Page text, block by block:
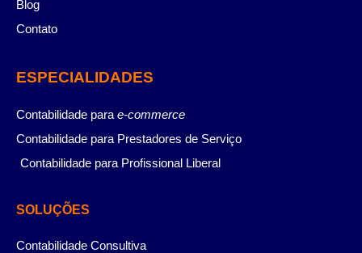
Blog
Contato
ESPECIALIDADES
Contabilidade para e-commerce
Contabilidade para Prestadores de Serviço
Contabilidade para Profissional Liberal
SOLUÇÕES
Contabilidade Consultiva